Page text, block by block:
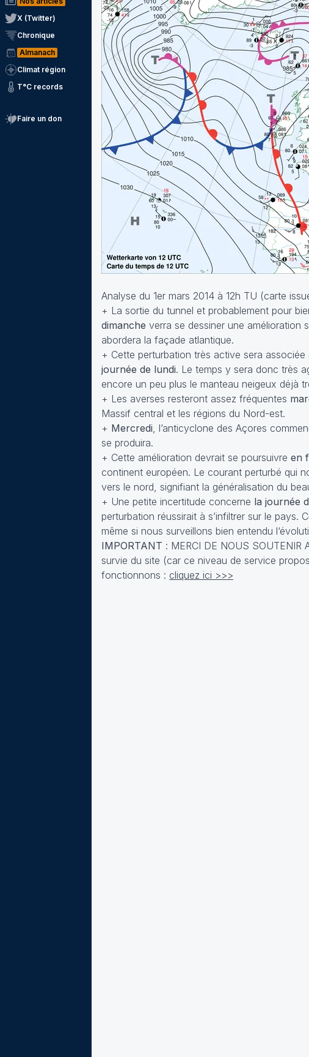
X (Twitter)
Chronique
Almanach
Climat région
T°C records
Faire un don
Analyse du 1er mars 2014 à 12h TU (carte
+ La sortie du tunnel et probablement pour
dimanche verra se dessiner une amélioration
abordera la façade atlantique.
+ Cette perturbation très active sera
journée de lundi. Le temps y sera donc très
encore un peu plus le manteau neigeux déjà
+ Les averses resteront assez fréquentes
Massif central et les régions du Nord-est.
+ Mercredi, l’anticyclone des Açores
se produira.
+ Cette amélioration devrait se poursuivre en
continent européen. Le courant perturbé qui
vers le nord, signifiant la généralisation du
+ Une petite incertitude concerne la journée
perturbation réussirait à s’infiltrer sur le
même si nous surveillons bien entendu
IMPORTANT : MERCI DE NOUS SOUTENIR
survie du site (car ce niveau de service
fonctionnons : cliquez ici >>>